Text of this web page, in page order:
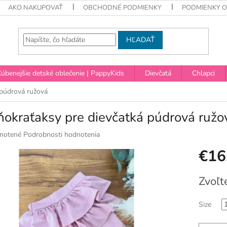
AKO NAKUPOVAŤ OBCHODNÉ PODMIENKY PODMIENKY
HĽADAŤ
detské oblečenie | PappyKids Dievčatá Chlapci
ružová
pre dievčatká púdrová
Podrobnosti hodnotenia
cena:
Size